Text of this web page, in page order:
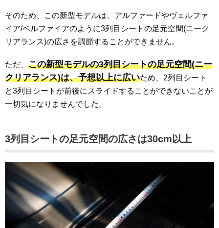
そのため、この新型モデルは、アルファードやヴェルファ
イア/ベルファイアのように3列目シートの足元空間(ニーク
リアランス)の広さを調節することができません。
ただ、 この新型モデルの3列目シートの足元空間(ニー
クリアランス)は、予想以上に広いため、2列目シート
と3列目シートが前後にスライドすることができないことが
一切気になりませんでした。
3列目シートの足元空間の広さは30cm以上